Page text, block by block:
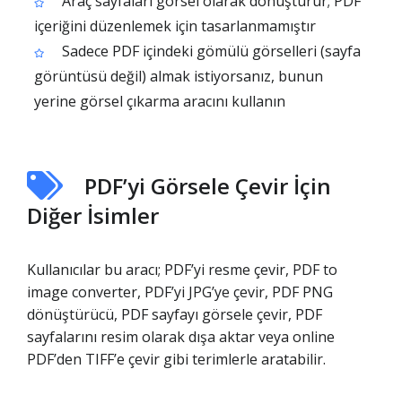
içeriğini düzenlemek için tasarlanmamıştır
Sadece PDF içindeki gömülü görselleri (sayfa
görüntüsü değil) almak istiyorsanız, bunun
yerine görsel çıkarma aracını kullanın
PDF’yi Görsele Çevir İçin
Diğer İsimler
Kullanıcılar bu aracı; PDF’yi resme çevir, PDF to
image converter, PDF’yi JPG’ye çevir, PDF PNG
dönüştürücü, PDF sayfayı görsele çevir, PDF
sayfalarını resim olarak dışa aktar veya online
PDF’den TIFF’e çevir gibi terimlerle aratabilir.